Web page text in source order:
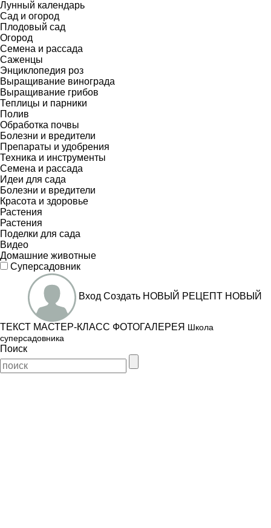
Лунный календарь
Сад и огород
Плодовый сад
Огород
Семена и рассада
Саженцы
Энциклопедия роз
Выращивание винограда
Выращивание грибов
Теплицы и парники
Полив
Обработка почвы
Болезни и вредители
Препараты и удобрения
Техника и инструменты
Семена и рассада
Идеи для сада
Болезни и вредители
Красота и здоровье
Растения
Растения
Поделки для сада
Видео
Домашние животные
Суперсадовник
Вход Создать НОВЫЙ РЕЦЕПТ НОВЫЙ
ТЕКСТ МАСТЕР-КЛАСС ФОТОГАЛЕРЕЯ Школа
суперсадовника
Поиск